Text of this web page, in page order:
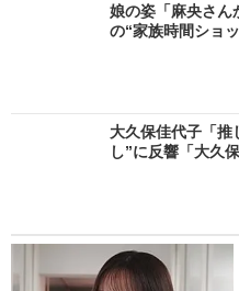
娘の姿「麻央さ
の“家族時間ショ
大久保佳代子「
し”に反響「大久